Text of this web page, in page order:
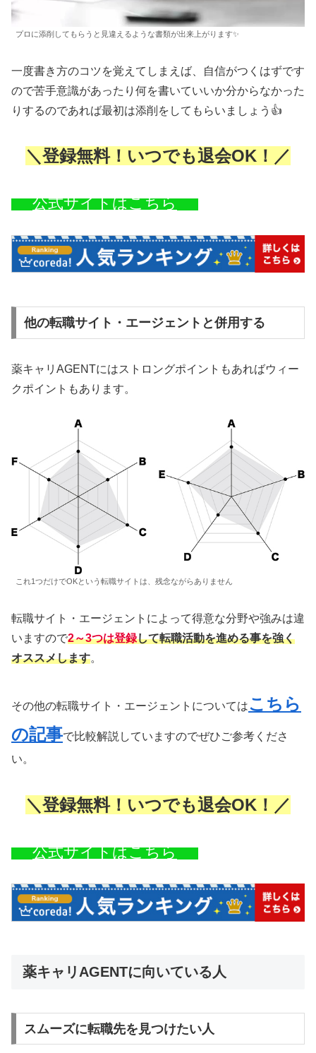
プロに添削してもらうと見違えるような書類が出来上がります✨
一度書き方のコツを覚えてしまえば、自信がつくはずです
ので苦手意識があったり何を書いていいか分からなかった
りするのであれば最初は添削をしてもらいましょう👍
＼登録無料！いつでも退会OK！／
公式サイトはこちら
他の転職サイト・エージェントと併用する
薬キャリAGENTにはストロングポイントもあればウィー
クポイントもあります。
これ1つだけでOKという転職サイトは、残念ながらありません
転職サイト・エージェントによって得意な分野や強みは違
いますので2～3つは登録して転職活動を進める事を強く
オススメします。
その他の転職サイト・エージェントについてはこちら
の記事で比較解説していますのでぜひご参考くださ
い。
＼登録無料！いつでも退会OK！／
公式サイトはこちら
薬キャリAGENTに向いている人
スムーズに転職先を見つけたい人